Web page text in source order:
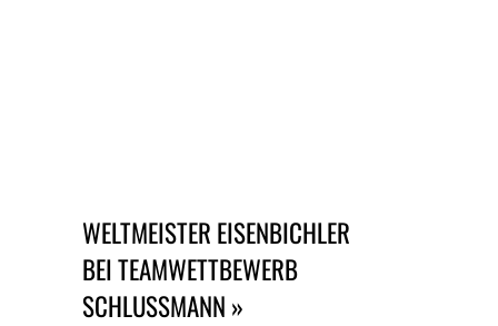
WELTMEISTER EISENBICHLER
BEI TEAMWETTBEWERB
SCHLUSSMANN »